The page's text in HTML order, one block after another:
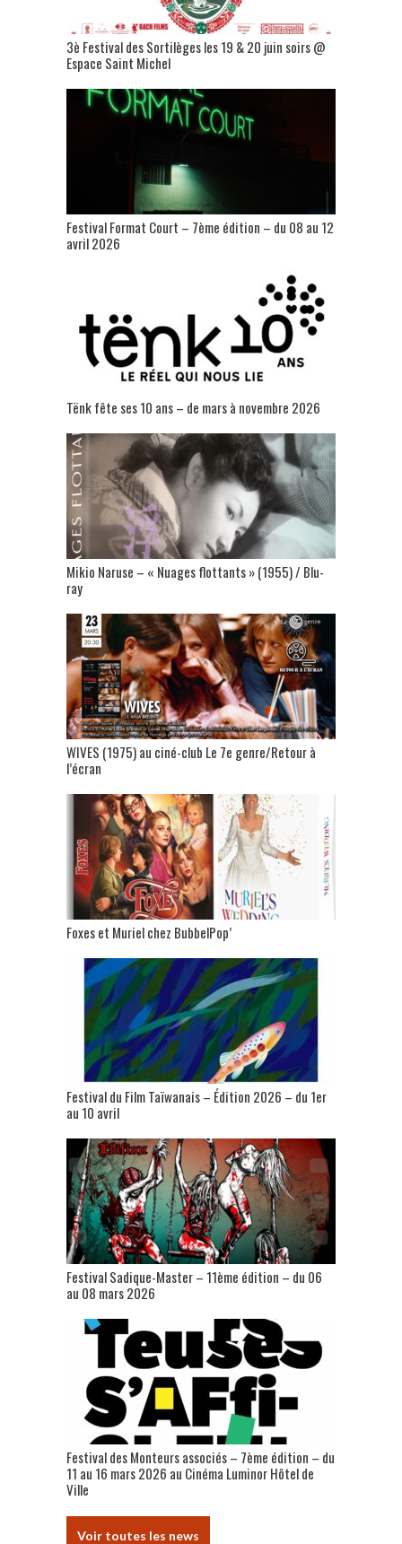
3è Festival des Sortilèges les 19 & 20 juin soirs @
Espace Saint Michel
Festival Format Court – 7ème édition – du 08 au 12
avril 2026
Tënk fête ses 10 ans – de mars à novembre 2026
Mikio Naruse – « Nuages flottants » (1955) / Blu-
ray
WIVES (1975) au ciné-club Le 7e genre/Retour à
l’écran
Foxes et Muriel chez BubbelPop’
Festival du Film Taïwanais – Édition 2026 – du 1er
au 10 avril
Festival Sadique-Master – 11ème édition – du 06
au 08 mars 2026
Festival des Monteurs associés – 7ème édition – du
11 au 16 mars 2026 au Cinéma Luminor Hôtel de
Ville
Voir toutes les news